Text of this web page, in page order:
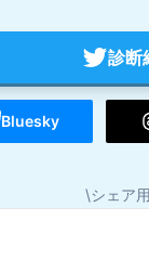
診断
Bluesky
\シェア